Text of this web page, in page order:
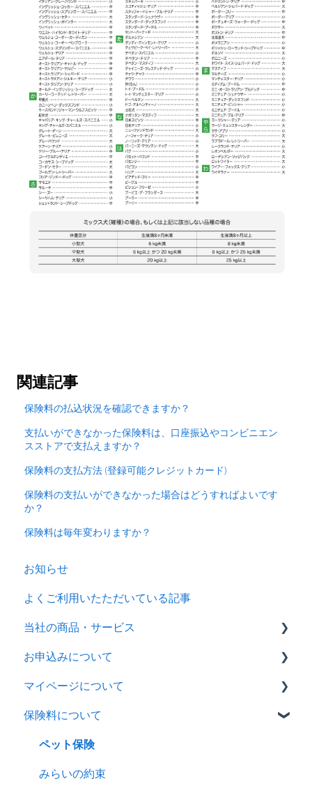
関連記事
保険料の払込状況を確認できますか？
支払いができなかった保険料は、口座振込やコンビニエン
スストアで支払えますか？
保険料の支払方法 (登録可能クレジットカード)
保険料の支払いができなかった場合はどうすればよいです
か？
保険料は毎年変わりますか？
お知らせ
よくご利用いたただいている記事
当社の商品・サービス
商品概要ページ
パンフレット
重要事項説明書・約款
マイページ
お申込みについて
ペット保険
みらいの約束
全商品共通
マイページについて
ペット保険
みらいの約束
全商品共通
保険料について
ペット保険
みらいの約束